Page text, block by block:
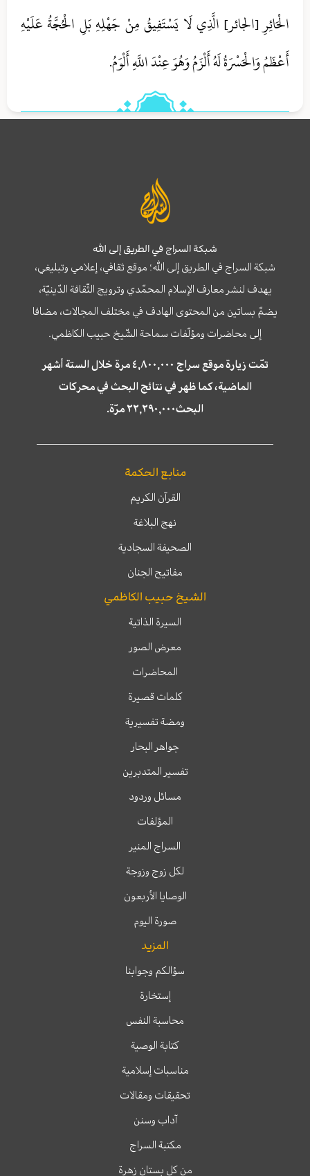
الْحَائِرِ [الجائر] الَّذِي لَا يَسْتَفِيقُ مِنْ جَهْلِهِ بَلِ الْحُجَّةُ عَلَيْهِ
أَعْظَمُ وَالْحَسْرَةُ لَهُ أَلْزَمُ وَهُوَ عِنْدَ اللَّهِ أَلْوَمُ.
شبكة السراج في الطريق إلى الله
شبكة السراج في الطريق إلى الله؛ موقع ثقافي، إعلامي وتبليغي،
يهدف لنشر معارف الإسلام المحمّدي وترويج الثّقافة الدّينيّة،
يضمّ بساتين من المحتوى الهادف في مختلف المجالات، مضافا
إلى محاضرات ومؤلّفات سماحة الشّيخ حبيب الكاظمي.
تمّت زيارة موقع سراج ٤,٨٠٠,٠٠٠ مرة خلال الستة أشهر
الماضية، كما ظهر في نتائج البحث في محركات
البحث٢٢,٢٩٠,٠٠٠ مرّة.
منابع الحكمة
القرآن الكريم
نهج البلاغة
الصحيفة السجادية
مفاتيح الجنان
الشيخ حبيب الكاظمي
السيرة الذاتية
معرض الصور
المحاضرات
كلمات قصيرة
ومضة تفسيرية
جواهر البحار
تفسير المتدبرين
مسائل وردود
المؤلفات
السراج المنير
لكل زوج وزوجة
الوصايا الأربعون
صورة اليوم
المزيد
سؤالكم وجوابنا
إستخارة
محاسبة النفس
كتابة الوصية
مناسبات إسلامية
تحقيقات ومقالات
آداب وسنن
مكتبة السراج
من كل بستان زهرة